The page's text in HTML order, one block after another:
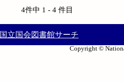
4件中 1 - 4 件目
国立国会図書館サーチ
Copyright ©